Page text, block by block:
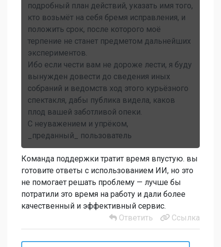
подробный план действий, указать имя того,
кто возьмёт на себя бремя исправления, и
положить срок, после которого моё
терпение не станет предметом дальнейших
экспериментов.
Ибо если чести вам не дороже лести, я буду
вынужден довести до сведения иных
собраний и ведомств ход этого курьёзного
спектакля, дабы публика видела, каков
плод вашей заботливой опеки.
С неуважением и упрёком,
_преданный_ пользователь
Команда поддержки тратит время впустую. вы
готовите ответы с использованием ИИ, но это
не помогает решать проблему — лучше бы
потратили это время на работу и дали более
качественный и эффективный сервис.
Ответить
Ссылка